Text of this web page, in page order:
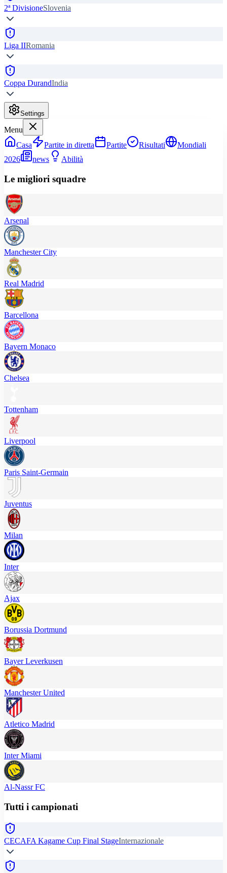
2ª DivisioneSlovenia
Liga IIRomania
Coppa DurandIndia
Settings
Menu
Casa
Partite in diretta Partite Risultati
Mondiali
2026
news Abilità
Le migliori squadre
Arsenal
Manchester City
Real Madrid
Barcellona
Bayern Monaco
Chelsea
Tottenham
Liverpool
Paris Saint-Germain
Juventus
Milan
Inter
Ajax
Borussia Dortmund
Bayer Leverkusen
Manchester United
Atletico Madrid
Inter Miami
Al-Nassr FC
Tutti i campionati
CECAFA Kagame Cup Final StageInternazionale